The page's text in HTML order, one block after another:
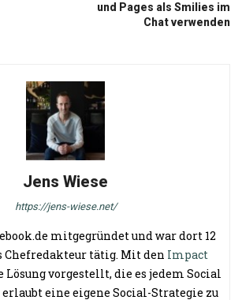
und Pages als Smilies im
Chat verwenden
Jens Wiese
https://jens-wiese.net/
mitgegründet und war dort 12
Chefredakteur tätig. Mit den Impact
Lösung vorgestellt, die es jedem Social
eine eigene Social-Strategie zu